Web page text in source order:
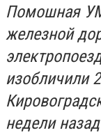
Помошная
железной
изобличили
недели